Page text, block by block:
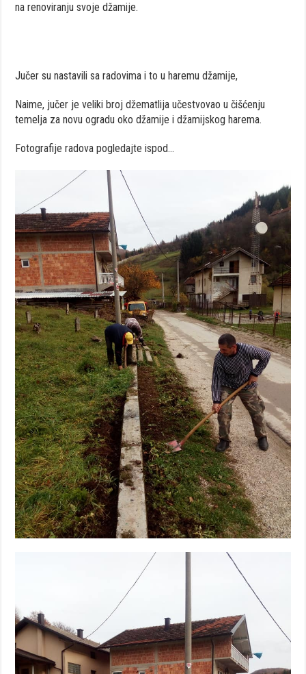
na renoviranju svoje džamije.
Jučer su nastavili sa radovima i to u haremu džamije,
Naime, jučer je veliki broj džematlija učestvovao u čišćenju
temelja za novu ogradu oko džamije i džamijskog harema.
Fotografije radova pogledajte ispod…